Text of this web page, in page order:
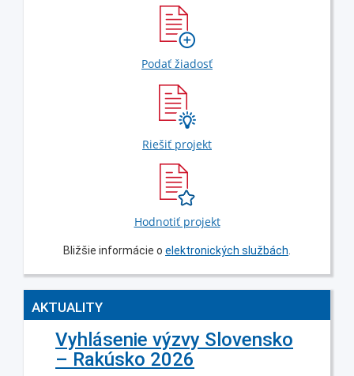
Podať žiadosť
Riešiť projekt
Hodnotiť projekt
Bližšie informácie o elektronických službách
AKTUALITY
Vyhlásenie výzvy Slovensko
– Rakúsko 2026